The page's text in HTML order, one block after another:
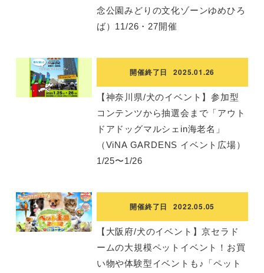
念公園みどりの文化ゾーンゆめひろ
ば）11/26・27開催
開催終了日 2025.01.26
【神奈川県/犬のイベント】参加型
コンテンツから抽選会まで「アウト
ドアドッグマルシェin海老名」
（ViNA GARDENS イベント広場）
1/25〜1/26
開催終了日 2022.05.05
【大阪府/犬のイベント】京セラド
ームの大規模ペットイベント！お買
い物や体験型イベントも♪「ペット